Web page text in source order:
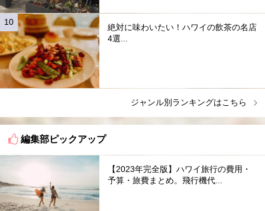
絶対に味わいたい！ハワイの飲茶の名店
4選...
ジャンル別ランキングはこちら
編集部ピックアップ
【2023年完全版】ハワイ旅行の費用・
予算・旅費まとめ。飛行機代...